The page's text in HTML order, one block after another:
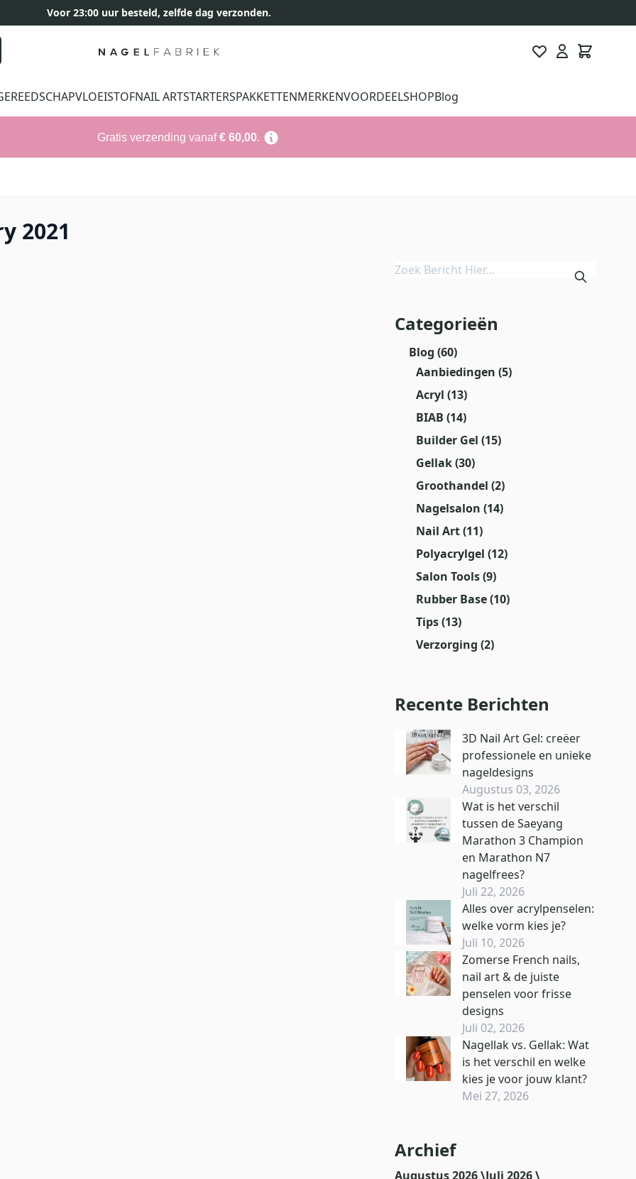
Voor 23:00 uur besteld, zelfde dag verzonden.
VLOEISTOFNAIL ARTSTARTERSPAKKETTENMERKENVOORDEELSHOPBlog
Gratis verzending vanaf€ 60,00.
2021
Categorieën
Blog (60)
Aanbiedingen (5)
Acryl (13)
BIAB (14)
Builder Gel (15)
Gellak(30)
Groothandel (2)
Nagelsalon (14)
Nail Art(11)
Polyacrylgel (12)
Salon Tools(9)
Rubber Base(10)
Tips(13)
Verzorging (2)
Recente Berichten
3D Nail Art Gel: creëer
professionele en unieke
nageldesigns
Augustus 03, 2026
Wat is het verschil
tussen de Saeyang
Marathon 3 Champion
en Marathon N7
nagelfrees?
Juli 22, 2026
Alles over acrylpenselen:
welke vorm kies je?
Juli 10, 2026
Zomerse French nails,
nail art & de juiste
penselen voor frisse
designs
Juli 02, 2026
Nagellak vs. Gellak: Wat
is het verschil en welke
kies je voor jouw klant?
Mei 27, 2026
Archief
Augustus 2026 \Juli 2026 \